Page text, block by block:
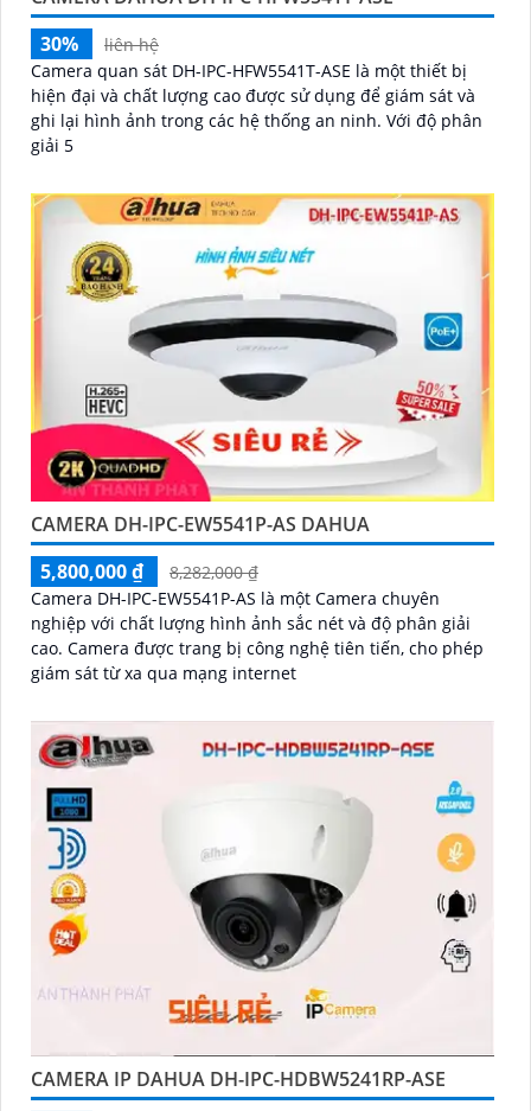
30%
liên hệ
Camera quan sát DH-IPC-HFW5541T-ASE là một thiết bị
hiện đại và chất lượng cao được sử dụng để giám sát và
ghi lại hình ảnh trong các hệ thống an ninh. Với độ phân
giải 5
CAMERA DH-IPC-EW5541P-AS DAHUA
5,800,000 ₫
8,282,000 ₫
Camera DH-IPC-EW5541P-AS là một Camera chuyên
nghiệp với chất lượng hình ảnh sắc nét và độ phân giải
cao. Camera được trang bị công nghệ tiên tiến, cho phép
giám sát từ xa qua mạng internet
CAMERA IP DAHUA DH-IPC-HDBW5241RP-ASE